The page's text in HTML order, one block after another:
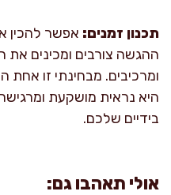
תכנון זמנים: אפשר להכין
ההגשה צורבים ומכינים
ומרכיבים. מבחינתי זו אחת
היא נראית מושקעת
בידיים שלכם.
אולי תאהבו גם: